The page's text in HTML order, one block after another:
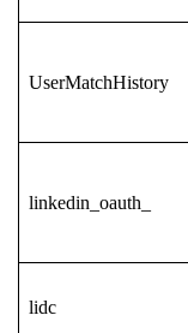
UserMatchHistory
linkedin_oauth_
lidc